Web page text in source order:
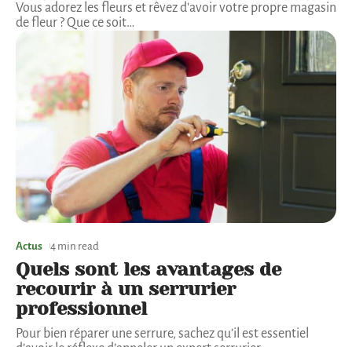
Vous adorez les fleurs et rêvez d'avoir votre propre magasin
de fleur ? Que ce soit…
Actus 4 min read
Quels sont les avantages de
recourir à un serrurier
professionnel
Pour bien réparer une serrure, sachez qu’il est essentiel